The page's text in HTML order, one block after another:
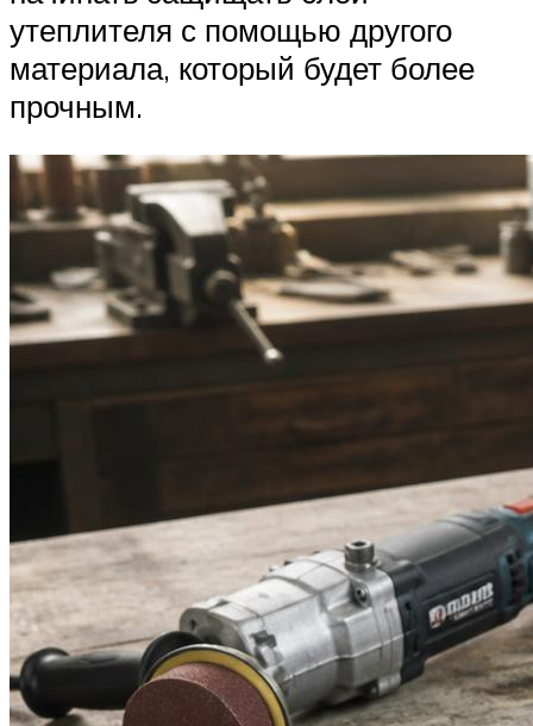
утеплителя с помощью другого
материала, который будет более
прочным.